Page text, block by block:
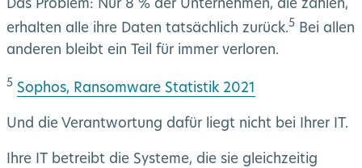
erhalten alle ihre Daten tatsächlich zurück.5 Bei allen
anderen bleibt ein Teil für immer verloren.
5 Sophos, Ransomware Statistik 2021
Und die Verantwortung dafür liegt nicht bei Ihrer IT.
Ihre IT betreibt die Systeme, die sie gleichzeitig